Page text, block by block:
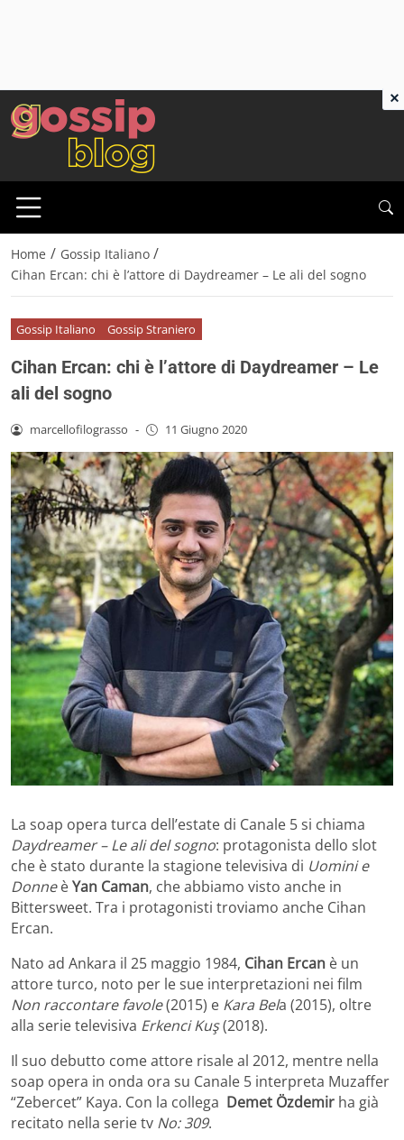
Home / Gossip Italiano /
Cihan Ercan: chi è l’attore di Daydreamer – Le ali del sogno
Gossip Italiano Gossip Straniero
Cihan Ercan: chi è l’attore di Daydreamer – Le
ali del sogno
marcellofilograsso - 11 Giugno 2020
La soap opera turca dell’estate di Canale 5 si chiama
Daydreamer – Le ali del sogno: protagonista dello slot
che è stato durante la stagione televisiva di Uomini e
DonneèYan Caman, che abbiamo visto anche in
Bittersweet. Tra i protagonisti troviamo anche Cihan
Ercan.
Nato ad Ankara il 25 maggio 1984, Cihan Ercan è un
attore turco, noto per le sue interpretazioni nei film
Non raccontare favole(2015) e Kara Bela (2015), oltre
alla serie televisiva Erkenci Kuş(2018).
Il suo debutto come attore risale al 2012, mentre nella
soap opera in onda ora su Canale 5 interpreta Muzaffer
“Zebercet” Kaya. Con la collega Demet Özdemir ha già
recitato nella serie tv No: 309.
×